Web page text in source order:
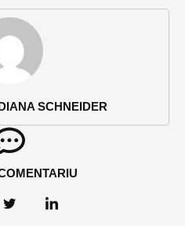
SCHNEIDER